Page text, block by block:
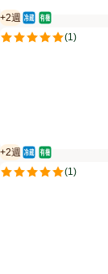
KYOZUKE 京都のお
+2週
賞味・消費期限保
冷蔵食品
オーガニック/有機
(1)
評価は1件のレビュ
KYOZUKE 京都のお
+2週
賞味・消費期限保
冷蔵食品
オーガニック/有機
(1 )
評価は1件のレビュ